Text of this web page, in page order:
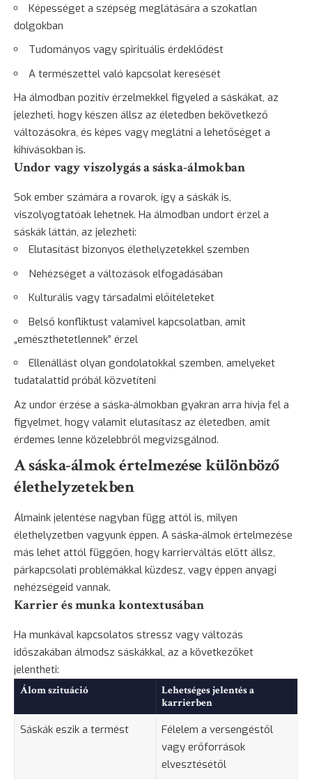
Képességet a szépség meglátására a szokatlan
dolgokban
Tudományos vagy spirituális érdeklődést
A természettel való kapcsolat keresését
Ha álmodban pozitív érzelmekkel figyeled a sáskákat, az
jelezheti, hogy készen állsz az életedben bekövetkező
változásokra, és képes vagy meglátni a lehetőséget a
kihívásokban is.
Undor vagy viszolygás a sáska-álmokban
Sok ember számára a rovarok, így a sáskák is,
viszolyogtatóak lehetnek. Ha álmodban undort érzel a
sáskák láttán, az jelezheti:
Elutasítást bizonyos élethelyzetekkel szemben
Nehézséget a változások elfogadásában
Kulturális vagy társadalmi előítéleteket
Belső konfliktust valamivel kapcsolatban, amit
„emészthetetlennek” érzel
Ellenállást olyan gondolatokkal szemben, amelyeket
tudatalattid próbál közvetíteni
Az undor érzése a sáska-álmokban gyakran arra hívja fel a
figyelmet, hogy valamit elutasítasz az életedben, amit
érdemes lenne közelebbről megvizsgálnod.
A sáska-álmok értelmezése különböző
élethelyzetekben
Álmaink jelentése nagyban függ attól is, milyen
élethelyzetben vagyunk éppen. A sáska-álmok értelmezése
más lehet attól függően, hogy karrierváltás előtt állsz,
párkapcsolati problémákkal küzdesz, vagy éppen anyagi
nehézségeid vannak.
Karrier és munka kontextusában
Ha munkával kapcsolatos stressz vagy változás
időszakában álmodsz sáskákkal, az a következőket
jelentheti:
Álom szituáció
Lehetséges jelentés a
karrierben
Sáskák eszik a termést
Félelem a versengéstől
vagy erőforrások
elvesztésétől